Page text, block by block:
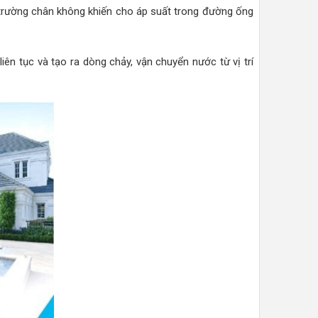
chân không khiến cho áp suất trong đường ống
tục và tạo ra dòng chảy, vận chuyển nước từ vị trí